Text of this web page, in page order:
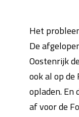
Het
De
Oostenrijk
ook al op
opladen.
af voor de